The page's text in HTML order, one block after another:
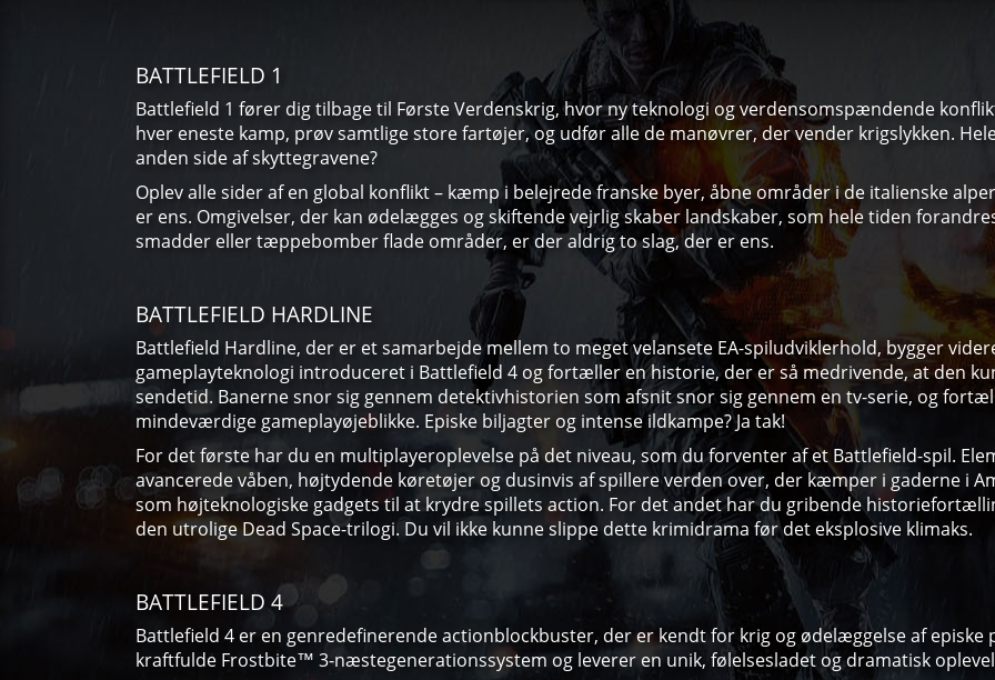
BATTLEFIELD 1
Battlefield 1 fører dig tilbage til Første Verdenskrig, hvor ny teknologi og verdensomspændende
hver eneste kamp, prøv samtlige store fartøjer, og udfør alle de manøvrer, der vender krigslykken.
anden side af skyttegravene?
Oplev alle sider af en global konflikt – kæmp i belejrede franske byer, åbne områder i de italienske
er ens. Omgivelser, der kan ødelægges og skiftende vejrlig skaber landskaber, som hele tiden
smadder eller tæppebomber flade områder, er der aldrig to slag, der er ens.
BATTLEFIELD HARDLINE
Battlefield Hardline, der er et samarbejde mellem to meget velansete EA-spiludviklerhold, bygger
gameplayteknologi introduceret i Battlefield 4 og fortæller en historie, der er så medrivende, at den
sendetid. Banerne snor sig gennem detektivhistorien som afsnit snor sig gennem en tv-serie, og
mindeværdige gameplayøjeblikke. Episke biljagter og intense ildkampe? Ja tak!
For det første har du en multiplayeroplevelse på det niveau, som du forventer af et Battlefield-spil.
avancerede våben, højtydende køretøjer og dusinvis af spillere verden over, der kæmper i gaderne i
som højteknologiske gadgets til at krydre spillets action. For det andet har du gribende
den utrolige Dead Space-trilogi. Du vil ikke kunne slippe dette krimidrama før det eksplosive klimaks.
BATTLEFIELD 4
Battlefield 4 er en genredefinerende actionblockbuster, der er kendt for krig og ødelæggelse af
kraftfulde Frostbite™ 3-næstegenerationssystem og leverer en unik, følelsesladet og dramatisk